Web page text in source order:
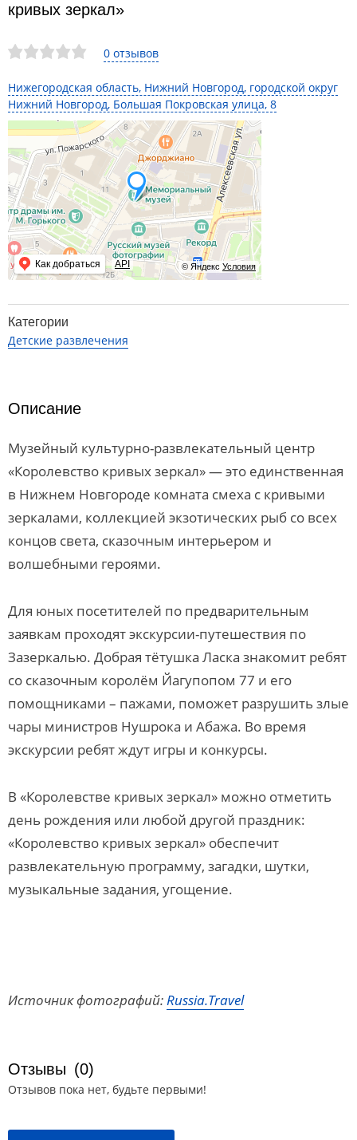
0 отзывов
Нижегородская область, Нижний Новгород, городской округ
Нижний Новгород, Большая Покровская улица, 8
© Яндекс Условия
Как добраться API
кривых зеркал»
Категории
Детские развлечения
Описание
Музейный культурно-развлекательный центр
«Королевство кривых зеркал» — это единственная
в Нижнем Новгороде комната смеха с кривыми
зеркалами, коллекцией экзотических рыб со всех
концов света, сказочным интерьером и
волшебными героями.
Для юных посетителей по предварительным
заявкам проходят экскурсии-путешествия по
Зазеркалью. Добрая тётушка Ласка знакомит ребят
со сказочным королём Йагупопом 77 и его
помощниками – пажами, поможет разрушить злые
чары министров Нушрока и Абажа. Во время
экскурсии ребят ждут игры и конкурсы.
В «Королевстве кривых зеркал» можно отметить
день рождения или любой другой праздник:
«Королевство кривых зеркал» обеспечит
развлекательную программу, загадки, шутки,
музыкальные задания, угощение.
Источник фотографий:Russia.Travel
Отзывы (0)
Отзывов пока нет, будьте первыми!